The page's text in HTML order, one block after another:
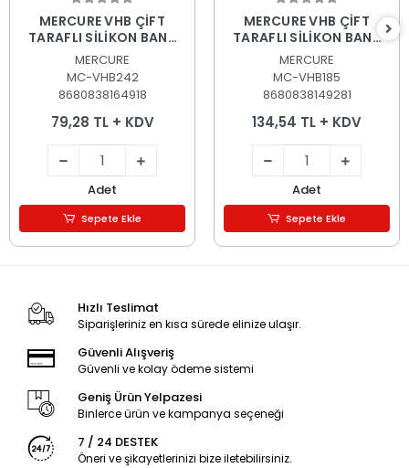
Sepete Ekle
MERCURE VHB ÇİFT
TARAFLI SİLİKON BANT
24mm.x2Mt.
MERCURE
MC-VHB242
8680838164918
79,28 TL + KDV
Adet
Sepete Ekle
Sepete Ekle
MERCURE VHB ÇİFT
TARAFLI SİLİKON BANT
18mm.x5Mt.
MERCURE
MC-VHB185
8680838149281
134,54 TL + KDV
Adet
Sepete Ekle
Hızlı Teslimat
Siparişleriniz en kısa sürede elinize ulaşır.
Güvenli Alışveriş
Güvenli ve kolay ödeme sistemi
Geniş Ürün Yelpazesi
Binlerce ürün ve kampanya seçeneği
7 / 24 DESTEK
Öneri ve şikayetlerinizi bize iletebilirsiniz.